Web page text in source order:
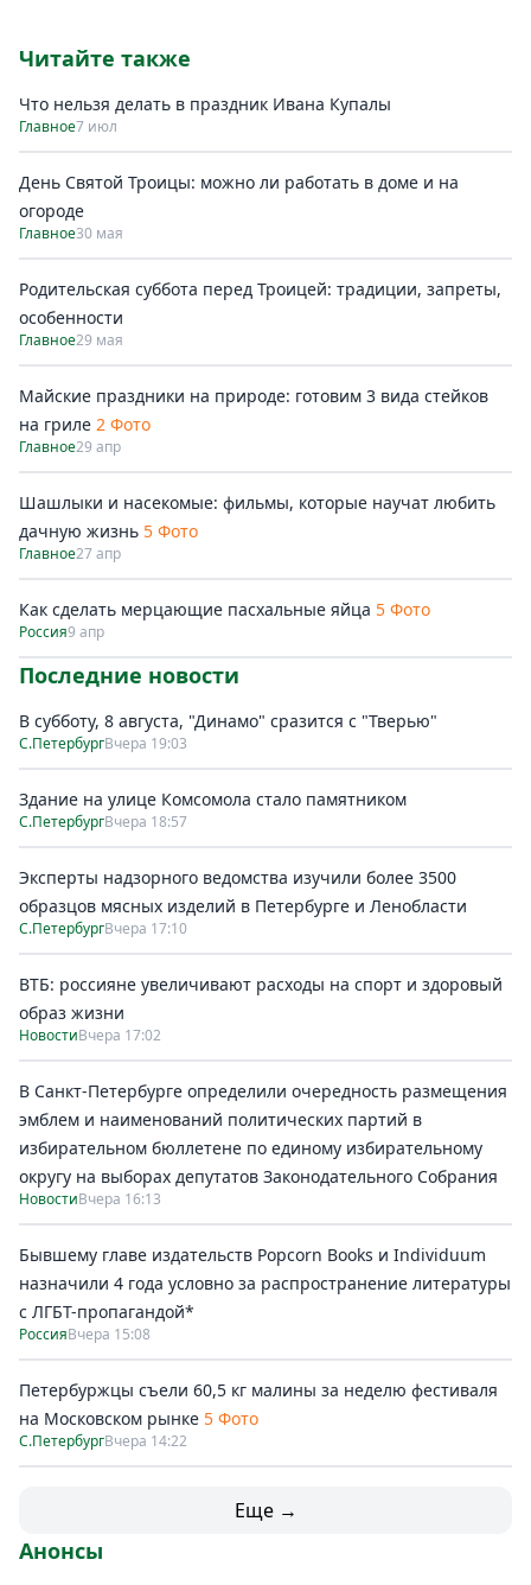
Читайте также
Что нельзя делать в праздник Ивана Купалы
Главное7 июл
День Святой Троицы: можно ли работать в доме и на
огороде
Главное30 мая
Родительская суббота перед Троицей: традиции, запреты,
особенности
Главное29 мая
Майские праздники на природе: готовим 3 вида стейков
на гриле 2 Фото
Главное29 апр
Шашлыки и насекомые: фильмы, которые научат любить
дачную жизнь 5 Фото
Главное27 апр
Как сделать мерцающие пасхальные яйца 5 Фото
Россия9 апр
Последние новости
В субботу, 8 августа, "Динамо" сразится с "Тверью"
С.ПетербургВчера 19:03
Здание на улице Комсомола стало памятником
С.ПетербургВчера 18:57
Эксперты надзорного ведомства изучили более 3500
образцов мясных изделий в Петербурге и Ленобласти
С.ПетербургВчера 17:10
ВТБ: россияне увеличивают расходы на спорт и здоровый
образ жизни
НовостиВчера 17:02
В Санкт-Петербурге определили очередность размещения
эмблем и наименований политических партий в
избирательном бюллетене по единому избирательному
округу на выборах депутатов Законодательного Собрания
НовостиВчера 16:13
Бывшему главе издательств Popcorn Books и Individuum
назначили 4 года условно за распространение литературы
с ЛГБТ-пропагандой*
РоссияВчера 15:08
Петербуржцы съели 60,5 кг малины за неделю фестиваля
на Московском рынке 5 Фото
С.ПетербургВчера 14:22
Еще →
Анонсы